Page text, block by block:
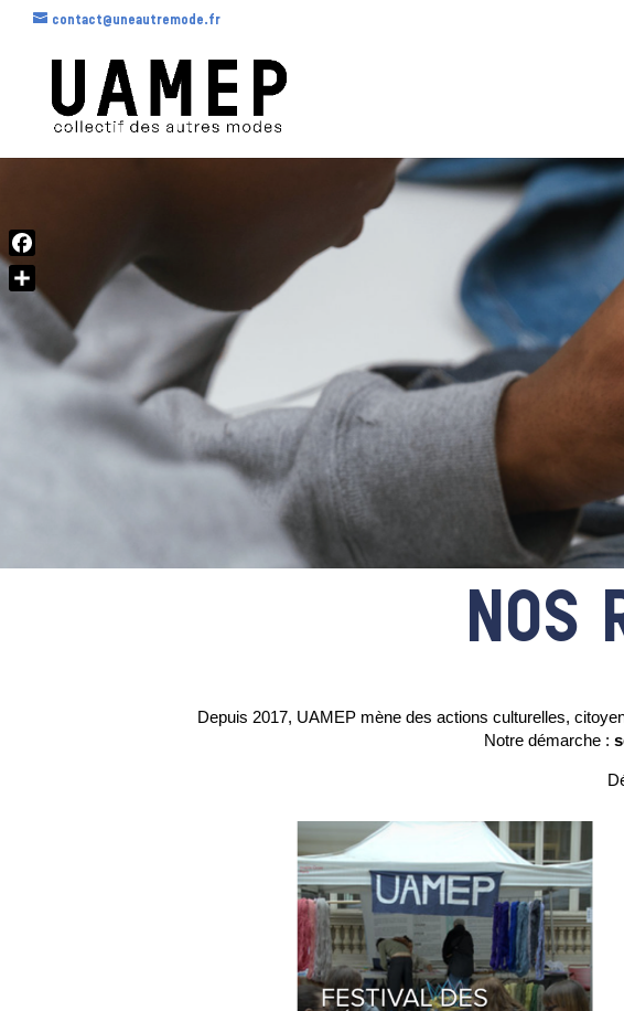
contact@uneautremode.fr
NOS
Depuis 2017, UAMEP mène des actions culturelles,
Notre démarche :
Facebook
Share